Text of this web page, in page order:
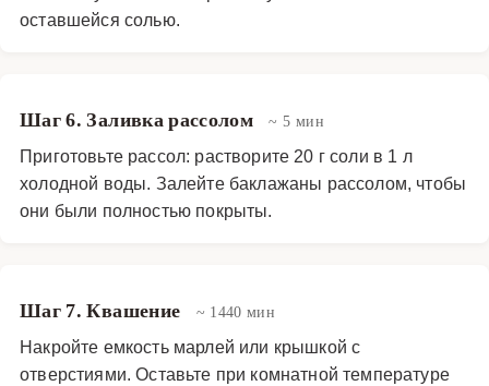
оставшейся солью.
Шаг 6. Заливка рассолом ~ 5 мин
Приготовьте рассол: растворите 20 г соли в 1 л
холодной воды. Залейте баклажаны рассолом, чтобы
они были полностью покрыты.
Шаг 7. Квашение ~ 1440 мин
Накройте емкость марлей или крышкой с
отверстиями. Оставьте при комнатной температуре